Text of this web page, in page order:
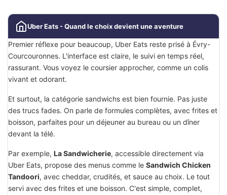
Uber Eats - Quand le choix devient une aventure
Premier réflexe pour beaucoup, Uber Eats reste prisé à Évry-
Courcouronnes. L'interface est claire, le suivi en temps réel,
rassurant. Vous voyez le coursier approcher, comme un colis
vivant et odorant.
Et surtout, la catégorie sandwichs est bien fournie. Pas juste
des trucs fades. On parle de formules complètes, avec frites et
boisson, parfaites pour un déjeuner au bureau ou un dîner
devant la télé.
Par exemple, La Sandwicherie, accessible directement via
Uber Eats, propose des menus comme le Sandwich Chicken
Tandoori, avec cheddar, crudités, et sauce au choix. Le tout
servi avec des frites et une boisson. C'est simple, complet,